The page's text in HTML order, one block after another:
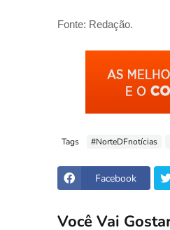
Fonte: Redação.
Tags #NorteDFnotícias
Facebook
Você Vai